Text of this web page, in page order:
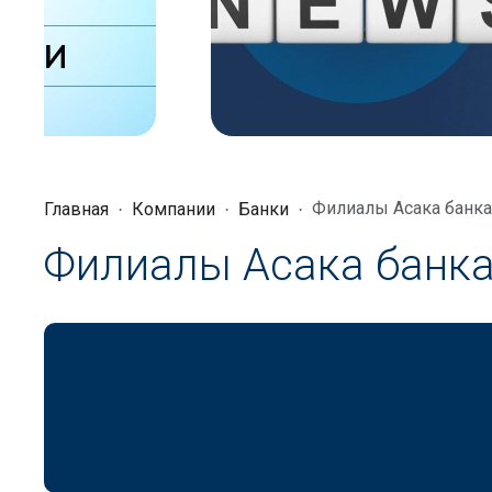
Главная Компании Банки Филиалы Асака банка
Филиалы Асака